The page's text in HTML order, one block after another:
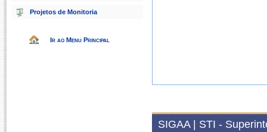
Projetos de Monitoria
Ir ao Menu Principal
SIGAA | STI -